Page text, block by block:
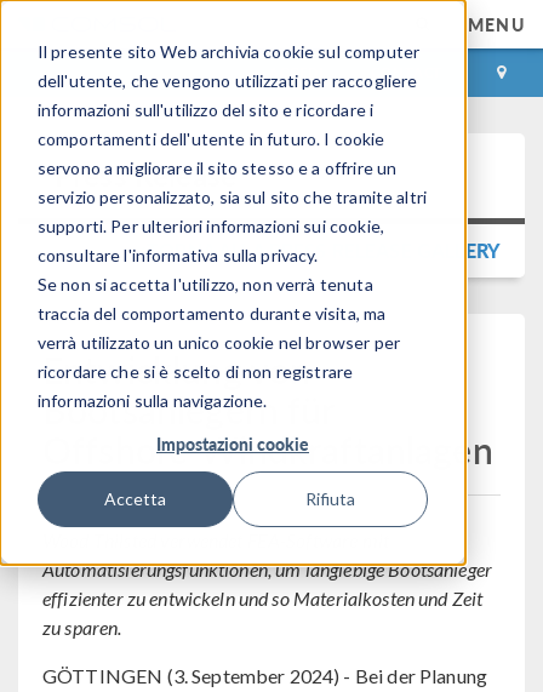
Il presente sito Web archivia cookie sul computer
dell'utente, che vengono utilizzati per raccogliere
informazioni sull'utilizzo del sito e ricordare i
comportamenti dell'utente in futuro. I cookie
servono a migliorare il sito stesso e a offrire un
servizio personalizzato, sia sul sito che tramite altri
supporti. Per ulteriori informazioni sui cookie,
consultare l'informativa sulla privacy.
Se non si accetta l'utilizzo, non verrà tenuta
traccia del comportamento durante visita, ma
verrà utilizzato un unico cookie nel browser per
ricordare che si è scelto di non registrare
informazioni sulla navigazione.
Impostazioni cookie
Accetta Rifiuta
MENU
ACCEDI CONTACT
Press Release
TORNA ALLA PRESS RELEASE GALLERY
Entwicklung von
Bootsanlegern für
Offshore-Windkraftanlagen
Automatisierungsfunktionen, um langlebige Bootsanleger
effizienter zu entwickeln und so Materialkosten und Zeit
zu sparen.
GÖTTINGEN (3. September 2024) - Bei der Planung